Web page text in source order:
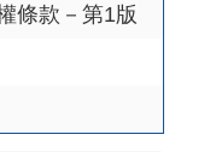
條款－第1版